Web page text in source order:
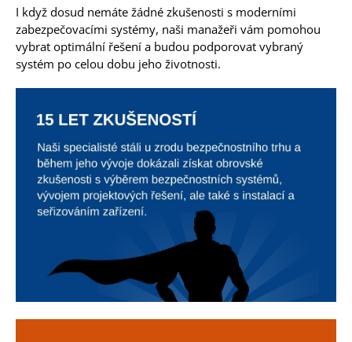
I když dosud nemáte žádné zkušenosti s moderními
zabezpečovacími systémy, naši manažeři vám pomohou
vybrat optimální řešení a budou podporovat vybraný
systém po celou dobu jeho životnosti.